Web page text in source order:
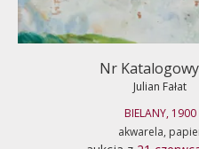
Nr
Julian Fałat
BIELANY, 1900
akwarela,